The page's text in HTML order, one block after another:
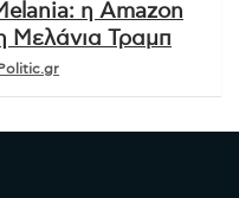
η Amazon
Μελάνια Τραμπ